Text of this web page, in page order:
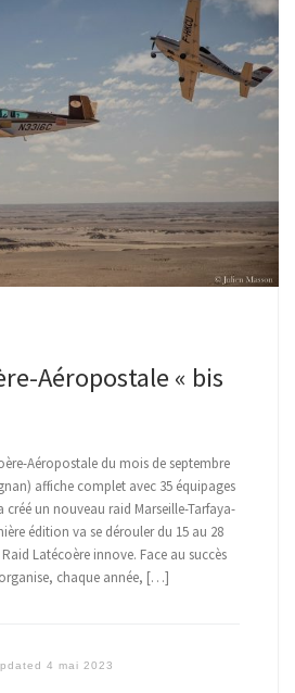
Aéropostale « bis
Aéropostale du mois de septembre
affiche complet avec 35 équipages
créé un nouveau raid Marseille-Tarfaya-
édition va se dérouler du 15 au 28
Latécoère innove. Face au succès
chaque année, […]
4 mai 2023